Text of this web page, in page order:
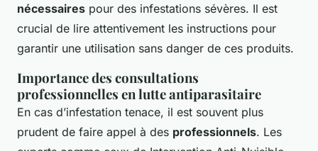
nécessaires pour des infestations sévères. Il est
crucial de lire attentivement les instructions pour
garantir une utilisation sans danger de ces produits.
Importance des consultations
professionnelles en lutte antiparasitaire
En cas d’infestation tenace, il est souvent plus
prudent de faire appel à des professionnels. Les